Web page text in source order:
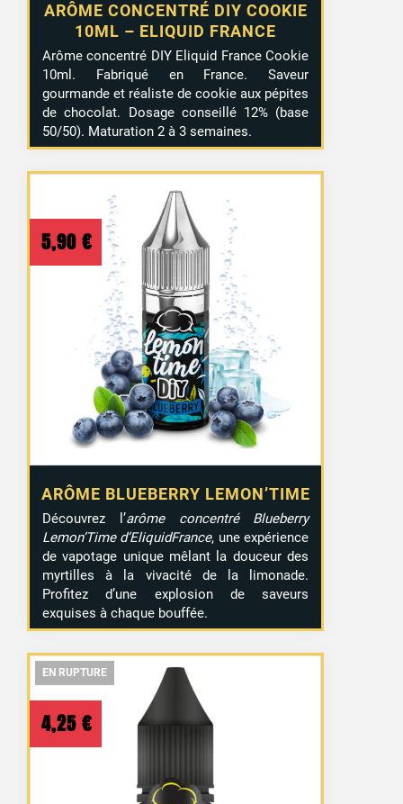
ARÔME CONCENTRÉ DIY COOKIE
10ML – ELIQUID FRANCE
Arôme concentré DIY Eliquid France Cookie
10ml. Fabriqué en France. Saveur
gourmande et réaliste de cookie aux pépites
de chocolat. Dosage conseillé 12% (base
50/50). Maturation 2 à 3 semaines.
ARÔME BLUEBERRY LEMON’TIME
5,90 €
Découvrez l’arôme concentré Blueberry
Lemon’Time d’EliquidFrance, une expérience
de vapotage unique mêlant la douceur des
myrtilles à la vivacité de la limonade.
Profitez d’une explosion de saveurs
exquises à chaque bouffée.
EN RUPTURE
EN RUPTURE
4,25 €
EN RUPTURE